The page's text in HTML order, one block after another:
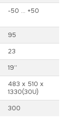
-50 ... +50
95
23
19’’
483 х 510 х
1330(30U)
300